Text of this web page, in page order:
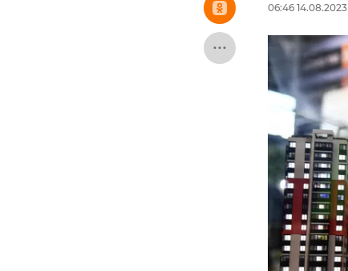
06:46 14.08.2023